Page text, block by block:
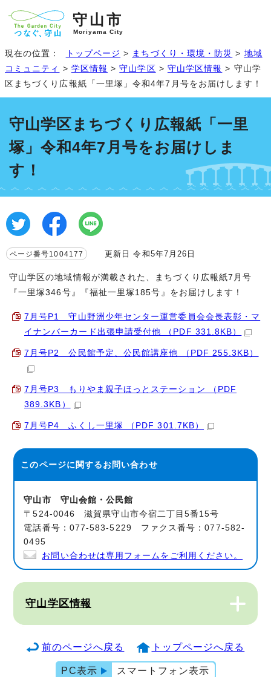
守山市
Moriyama City
現在の位置： トップページ > まちづくり・環境・防災 > 地域
コミュニティ
> 学区情報 >守山学区 > 守山学区情報 > 守山学
区まちづくり広報紙「一里塚」令和4年7月号をお届けします！
守山学区まちづくり広報紙「一里
塚」令和4年7月号をお届けしま
す！
ページ番号1004177 更新日 令和5年7月26日
守山学区の地域情報が満載された、まちづくり広報紙7月号
『一里塚346号』『福祉一里塚185号』をお届けします！
7月号P1 守山野洲少年センター運営委員会会長表彰・マ
イナンバーカード出張申請受付他 （PDF 331.8KB）
7月号P2 公民館予定、公民館講座他 （PDF 255.3KB）
7月号P3 もりやま親子ほっとステーション （PDF
389.3KB）
7月号P4 ふくし一里塚 （PDF 301.7KB）
このページに関するお問い合わせ
守山市 守山会館・公民館
〒524-0046 滋賀県守山市今宿二丁目5番15号
電話番号：077-583-5229 ファクス番号：077-582-
0495
お問い合わせは専用フォームをご利用ください。
守山学区情報
前のページへ戻る トップページへ戻る
PC表示 スマートフォン表示